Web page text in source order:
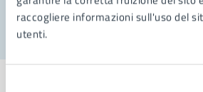
raccogliere informazioni sull'uso del
utenti.